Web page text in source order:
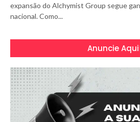
expansão do Alchymist Group segue
nacional. Como...
Anuncie